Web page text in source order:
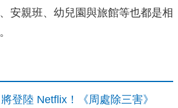
安親班、幼兒園與旅館等也都是相
登陸 Netflix！《周處除三害》